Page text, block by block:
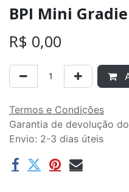
BPI Mini
R$ 0,00
Termos e Condições
Garantia de devolução
Envio: 2-3 dias úteis